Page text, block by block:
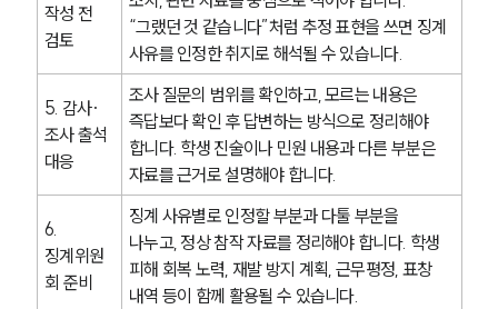
행정전문변호사
소식/자료
언론보도
공지사항
법률 블로그
법률서식
뉴스레터/브로슈어
세미나
작성 전
검토
“그랬던 것 같습니다”처럼 추정 표현을 쓰면 징계
사유를 인정한 취지로 해석될 수 있습니다.
5. 감사·
조사 출석
대응
조사 질문의 범위를 확인하고, 모르는 내용은
즉답보다 확인 후 답변하는 방식으로 정리해야
합니다. 학생 진술이나 민원 내용과 다른 부분은
자료를 근거로 설명해야 합니다.
6.
징계위원
회 준비
징계 사유별로 인정할 부분과 다툴 부분을
나누고, 정상 참작 자료를 정리해야 합니다. 학생
피해 회복 노력, 재발 방지 계획, 근무평정, 표창
내역 등이 함께 활용될 수 있습니다.